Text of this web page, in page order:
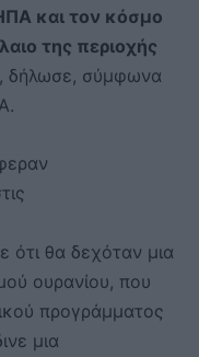
και τον κόσμο
της περιοχής
δήλωσε, σύμφωνα
θα δεχόταν μια
ουρανίου, που
προγράμματος
μια